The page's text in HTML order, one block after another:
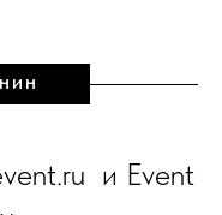
и Event